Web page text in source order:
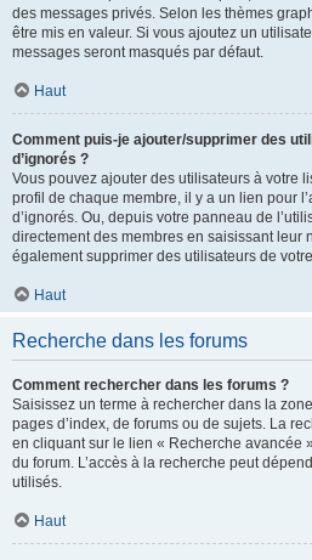
des messages privés. Selon les thèmes
être mis en valeur. Si vous ajoutez un
messages seront masqués par défaut.
Haut
Comment puis-je ajouter/supprimer des
d’ignorés ?
Vous pouvez ajouter des utilisateurs à votre
profil de chaque membre, il y a un lien pour
d’ignorés. Ou, depuis votre panneau de
directement des membres en saisissant leur
également supprimer des utilisateurs de
Haut
Recherche dans les forums
Comment rechercher dans les forums ?
Saisissez un terme à rechercher dans la
pages d’index, de forums ou de sujets. La
en cliquant sur le lien « Recherche avancée
du forum. L’accès à la recherche peut
utilisés.
Haut